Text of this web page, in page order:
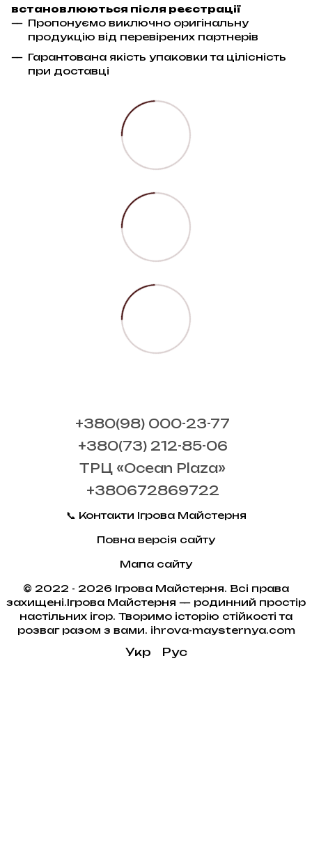
встановлюються після реєстрації
Пропонуємо виключно оригінальну
продукцію від перевірених партнерів
Гарантована якість упаковки та цілісність
при доставці
+380(98) 000-23-77
+380(73) 212-85-06
ТРЦ «Ocean Plaza»
+380672869722
📞 Контакти Ігрова Майстерня
Повна версія сайту
Мапа сайту
© 2022 - 2026 Ігрова Майстерня. Всі права
захищені.Ігрова Майстерня — родинний простір
настільних ігор. Творимо історію стійкості та
розваг разом з вами. ihrova-maysternya.com
Укр Рус